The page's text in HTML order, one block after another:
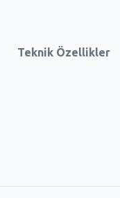
Teknik Özellikler